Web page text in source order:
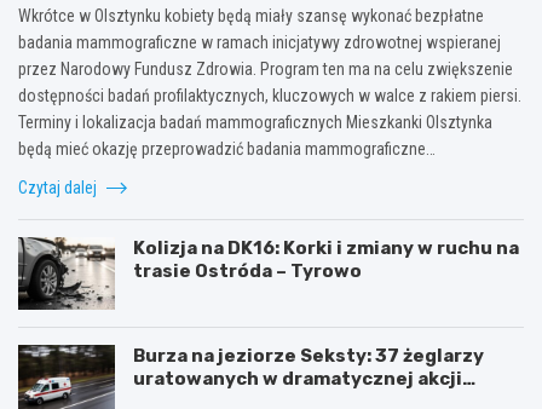
Wkrótce w Olsztynku kobiety będą miały szansę wykonać bezpłatne
badania mammograficzne w ramach inicjatywy zdrowotnej wspieranej
przez Narodowy Fundusz Zdrowia. Program ten ma na celu zwiększenie
dostępności badań profilaktycznych, kluczowych w walce z rakiem piersi.
Terminy i lokalizacja badań mammograficznych Mieszkanki Olsztynka
będą mieć okazję przeprowadzić badania mammograficzne…
Czytaj dalej
Kolizja na DK16: Korki i zmiany w ruchu na
trasie Ostróda – Tyrowo
Burza na jeziorze Seksty: 37 żeglarzy
uratowanych w dramatycznej akcji